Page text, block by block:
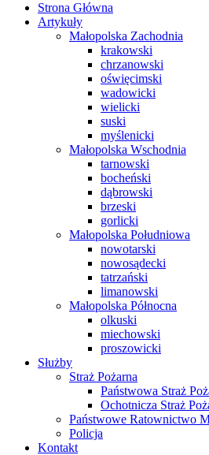
Strona Główna
Artykuły
Małopolska Zachodnia
krakowski
chrzanowski
oświęcimski
wadowicki
wielicki
suski
myślenicki
Małopolska Wschodnia
tarnowski
bocheński
dąbrowski
brzeski
gorlicki
Małopolska Południowa
nowotarski
nowosądecki
tatrzański
limanowski
Małopolska Północna
olkuski
miechowski
proszowicki
Służby
Straż Pożarna
Państwowa Straż
Ochotnicza Straż
Państwowe Ratownictwo
Policja
Kontakt